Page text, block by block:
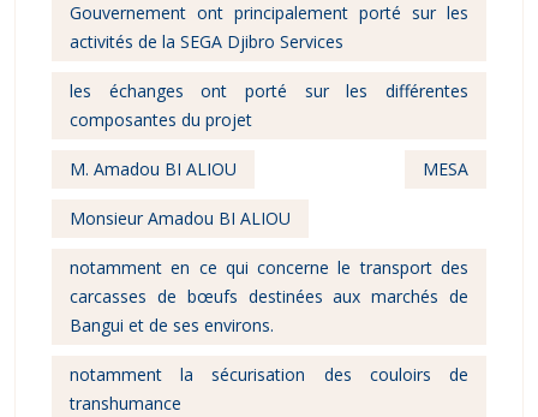
Gouvernement ont principalement porté sur les
activités de la SEGA Djibro Services
les échanges ont porté sur les différentes
composantes du projet
M. Amadou BI ALIOU MESA
Monsieur Amadou BI ALIOU
notamment en ce qui concerne le transport des
carcasses de bœufs destinées aux marchés de
Bangui et de ses environs.
notamment la sécurisation des couloirs de
transhumance